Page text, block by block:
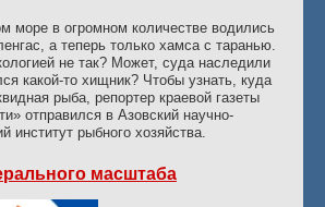
море в огромном количестве водились
а теперь только хамса с таранью.
не так? Может, суда наследили
какой-то хищник? Чтобы узнать, куда
рыба, репортер краевой газеты
отправился в Азовский научно-
институт рыбного хозяйства.
масштаба